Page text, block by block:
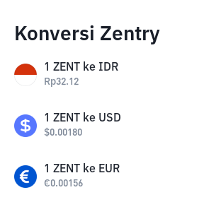
Konversi Zentry
1 ZENT ke IDR
Rp32.12
1 ZENT ke USD
$0.00180
1 ZENT ke EUR
€0.00156